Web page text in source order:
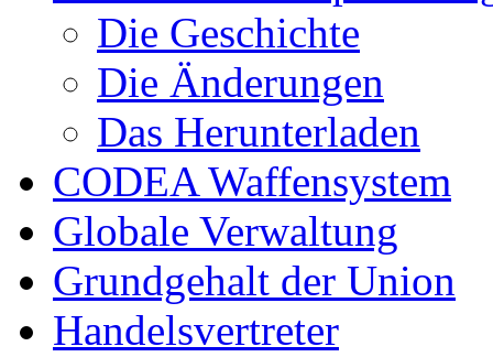
Die Geschichte
Die Änderungen
Das Herunterladen
CODEA Waffensystem
Globale Verwaltung
Grundgehalt der Union
Handelsvertreter